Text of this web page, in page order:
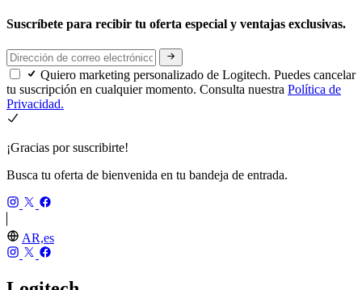
Suscríbete para recibir tu oferta especial y ventajas exclusivas.
Quiero marketing personalizado de Logitech. Puedes cancelar
tu suscripción en cualquier momento. Consulta nuestra Política de
Privacidad.
¡Gracias por suscribirte!
Busca tu oferta de bienvenida en tu bandeja de entrada.
AR,es